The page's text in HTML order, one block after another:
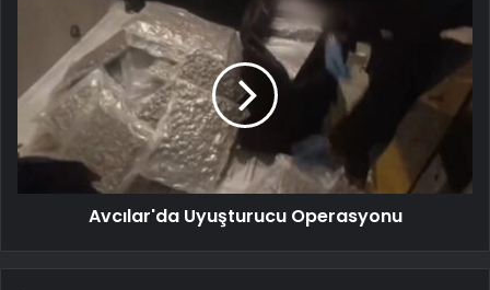
Avcılar'da Uyuşturucu Operasyonu